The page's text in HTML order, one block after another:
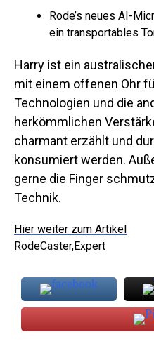
Rode’s neues AI-
ein transportables
Harry ist ein
mit einem offenen Ohr
Technologien und die
herkömmlichen
charmant erzählt und
konsumiert werden.
gerne die Finger
Technik.
Hier weiter zum Artikel
RodeCaster,Expert